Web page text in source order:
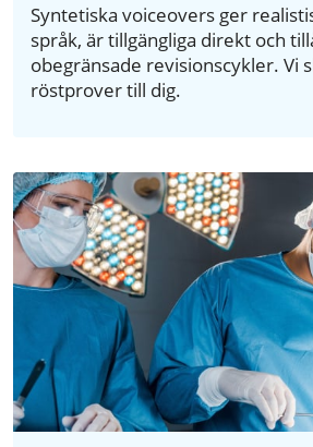
Syntetiska voiceovers ger
språk, är tillgängliga direkt och
obegränsade revisionscykler. Vi
röstprover till dig.